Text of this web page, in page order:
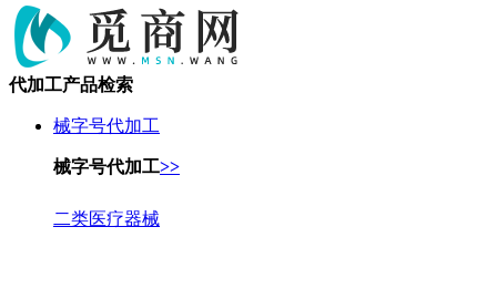
代加工产品检索
械字号代加工
械字号代加工>>
二类医疗器械